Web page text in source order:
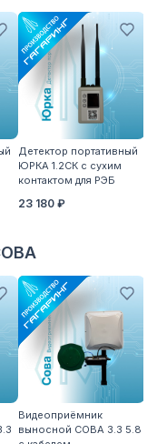
Детектор портативный
ЮРКА 1.2СК с сухим
контактом для РЭБ
23 180 ₽
Видеоприёмник
выносной СОВА 3.3 5.8